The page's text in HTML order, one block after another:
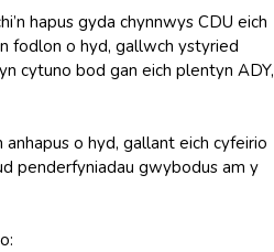
hapus gyda chynnwys CDU eich
fodlon o hyd, gallwch ystyried
cytuno bod gan eich plentyn ADY,
anhapus o hyd, gallant eich cyfeirio
penderfyniadau gwybodus am y